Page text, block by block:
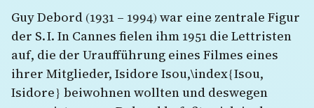
Guy Debord (1931 – 1994) war eine zentrale Figur
der S. I. In Cannes fielen ihm 1951 die Lettristen
auf, die der Uraufführung eines Filmes eines
ihrer Mitglieder, Isidore Isou,\index{Isou,
Isidore} beiwohnen wollten und deswegen